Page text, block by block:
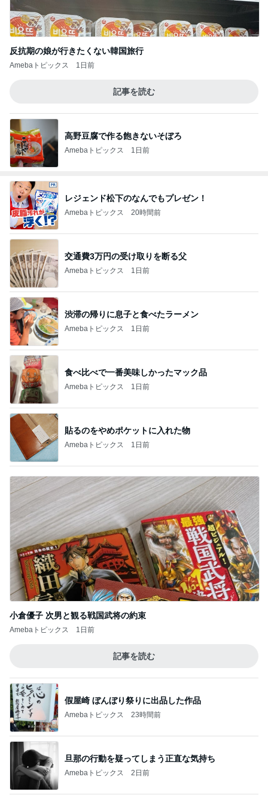
反抗期の娘が行きたくない韓国旅行
Amebaトピックス 1日前
記事を読む
高野豆腐で作る飽きないそぼろ
Amebaトピックス 1日前
レジェンド松下のなんでもプレゼン！
Amebaトピックス 20時間前
交通費3万円の受け取りを断る父
Amebaトピックス 1日前
渋滞の帰りに息子と食べたラーメン
Amebaトピックス 1日前
食べ比べで一番美味しかったマック品
Amebaトピックス 1日前
貼るのをやめポケットに入れた物
Amebaトピックス 1日前
小倉優子 次男と観る戦国武将の約束
Amebaトピックス 1日前
記事を読む
假屋崎 ぼんぼり祭りに出品した作品
Amebaトピックス 23時間前
旦那の行動を疑ってしまう正直な気持ち
Amebaトピックス 2日前